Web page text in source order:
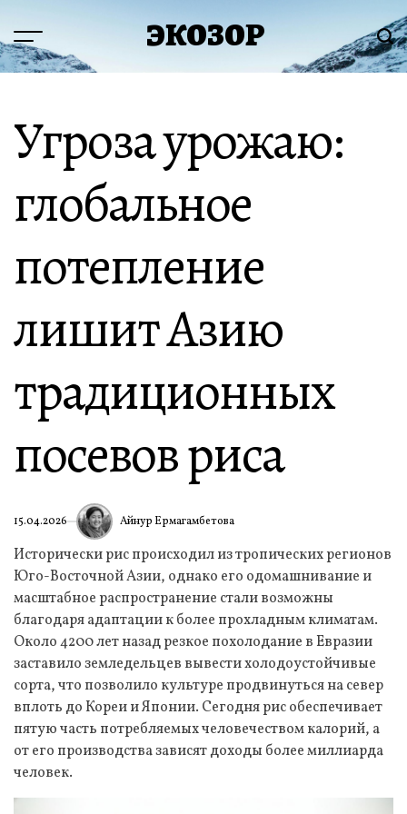
содержимому
Меню ЭКОЗОР
Угроза урожаю:
глобальное
потепление
лишит Азию
традиционных
посевов риса
15.04.2026 Айнур Ермагамбетова
Исторически рис происходил из тропических регионов
Юго-Восточной Азии, однако его одомашнивание и
масштабное распространение стали возможны
благодаря адаптации к более прохладным климатам.
Около 4200 лет назад резкое похолодание в Евразии
заставило земледельцев вывести холодоустойчивые
сорта, что позволило культуре продвинуться на север
вплоть до Кореи и Японии. Сегодня рис обеспечивает
пятую часть потребляемых человечеством калорий, а
от его производства зависят доходы более миллиарда
человек.